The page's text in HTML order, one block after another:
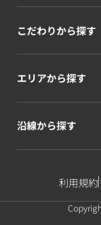
こだわりから探す
エリアから探す
沿線から探す
利用規約